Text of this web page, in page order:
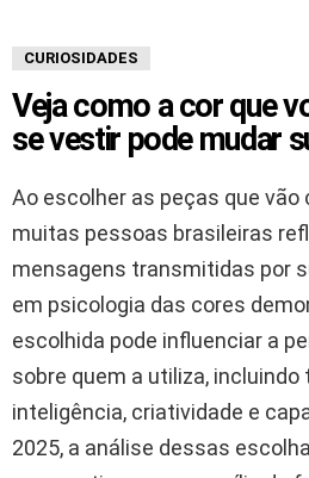
CURIOSIDADES
Veja como a cor que
se vestir pode mudar
Ao escolher as peças que vão
muitas pessoas brasileiras
mensagens transmitidas por
em psicologia das cores
escolhida pode influenciar a
sobre quem a utiliza,
inteligência, criatividade e
2025, a análise dessas